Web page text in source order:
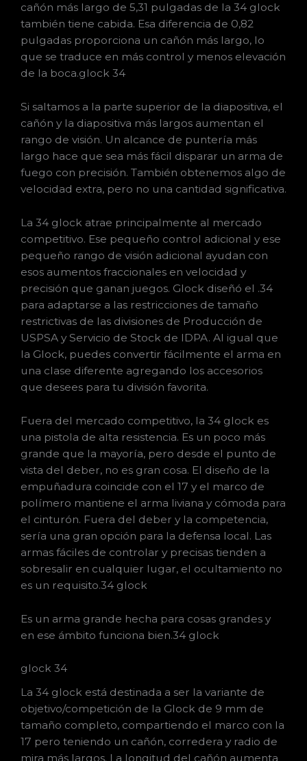
cañón más largo de 5,31 pulgadas de la 34 glock
también tiene cabida. Esa diferencia de 0,82
pulgadas proporciona un cañón más largo, lo
que se traduce en más control y menos elevación
de la boca.glock 34
Si saltamos a la parte superior de la diapositiva, el
cañón y la diapositiva más largos aumentan el
rango de visión. Un alcance de puntería más
largo hace que sea más fácil disparar un arma de
fuego con precisión. También obtenemos algo de
velocidad extra, pero no una cantidad significativa.
La 34 glock atrae principalmente al mercado
competitivo. Ese pequeño control adicional y ese
pequeño rango de visión adicional ayudan con
esos aumentos fraccionales en velocidad y
precisión que ganan juegos. Glock diseñó el .34
para adaptarse a las restricciones de tamaño
restrictivas de las divisiones de Producción de
USPSA y Servicio de Stock de IDPA. Al igual que
la Glock, puedes convertir fácilmente el arma en
una clase diferente agregando los accesorios
que desees para tu división favorita.
Fuera del mercado competitivo, la 34 glock es
una pistola de alta resistencia. Es un poco más
grande que la mayoría, pero desde el punto de
vista del deber, no es gran cosa. El diseño de la
empuñadura coincide con el 17 y el marco de
polímero mantiene el arma liviana y cómoda para
el cinturón. Fuera del deber y la competencia,
sería una gran opción para la defensa local. Las
armas fáciles de controlar y precisas tienden a
sobresalir en cualquier lugar, el ocultamiento no
es un requisito.34 glock
Es un arma grande hecha para cosas grandes y
en ese ámbito funciona bien.34 glock
glock 34
La 34 glock está destinada a ser la variante de
objetivo/competición de la Glock de 9 mm de
tamaño completo, compartiendo el marco con la
17 pero teniendo un cañón, corredera y radio de
mira más largos. La longitud del cañón aumenta